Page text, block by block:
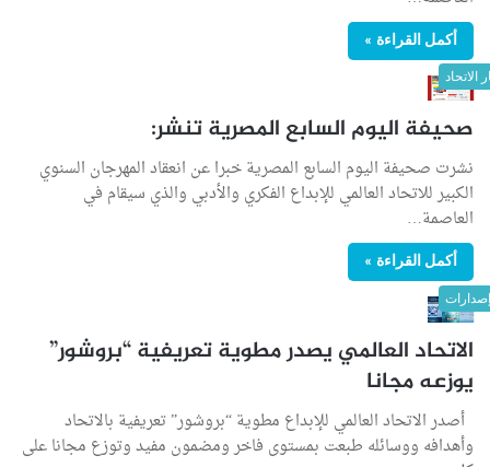
أكمل القراءة »
الاتحاد
صحيفة اليوم السابع المصرية تنشر:
نشرت صحيفة اليوم السابع المصرية خبرا عن انعقاد المهرجان السنوي
الكبير للاتحاد العالمي للإبداع الفكري والأدبي والذي سيقام في
العاصمة…
أكمل القراءة »
الاتحاد العالمي يصدر مطوية تعريفية “بروشور”
يوزعه مجانا
أصدر الاتحاد العالمي للإبداع مطوية “بروشور” تعريفية بالاتحاد
وأهدافه ووسائله طبعت بمستوى فاخر ومضمون مفيد وتوزع مجانا على